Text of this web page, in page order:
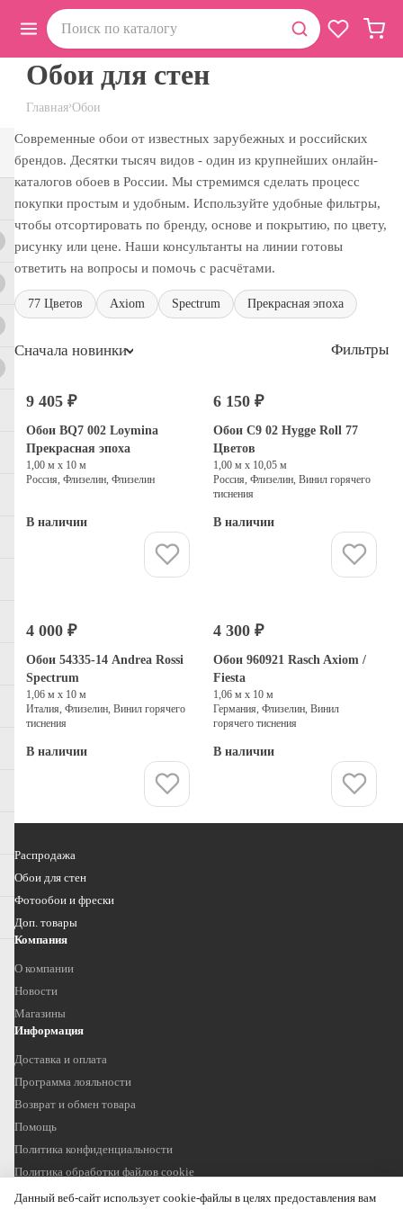
Главная›Обои
Обои для стен
Современные обои от известных зарубежных и российских
брендов. Десятки тысяч видов - один из крупнейших онлайн-
каталогов обоев в России. Мы стремимся сделать процесс
покупки простым и удобным. Используйте удобные фильтры,
чтобы отсортировать по бренду, основе и покрытию, по цвету,
рисунку или цене. Наши консультанты на линии готовы
ответить на вопросы и помочь с расчётами.
77 Цветов Axiom Spectrum Прекрасная эпоха
Сначала новинки Фильтры
9 405 ₽
Обои BQ7 002 Loymina
Прекрасная эпоха
1,00 м х 10 м
Россия, Флизелин, Флизелин
В наличии
6 150 ₽
Обои C9 02 Hygge Roll 77
Цветов
1,00 м х 10,05 м
Россия, Флизелин, Винил горячего
тиснения
В наличии
Выбор дизайнеров
4 000 ₽
Обои 54335-14 Andrea Rossi
Spectrum
1,06 м х 10 м
Италия, Флизелин, Винил горячего
тиснения
В наличии
4 300 ₽
Обои 960921 Rasch Axiom /
Fiesta
1,06 м х 10 м
Германия, Флизелин, Винил
горячего тиснения
В наличии
Распродажа
Обои для стен
Фотообои и фрески
Доп. товары
Компания
О компании
Новости
Магазины
Информация
Доставка и оплата
Программа лояльности
Возврат и обмен товара
Помощь
Политика конфиденциальности
Политика обработки файлов cookie
Данный веб-сайт использует cookie-файлы в целях предоставления вам